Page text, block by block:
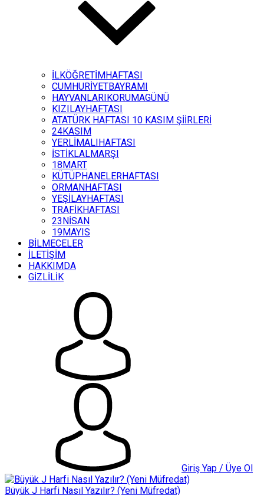
İLKÖĞRETİMHAFTASI
CUMHURİYETBAYRAMI
HAYVANLARIKORUMAGÜNÜ
KIZILAYHAFTASI
ATATÜRK HAFTASI 10 KASIM ŞİİRLERİ
24KASIM
YERLİMALIHAFTASI
İSTİKLALMARŞI
18MART
KÜTÜPHANELERHAFTASI
ORMANHAFTASI
YEŞİLAYHAFTASI
TRAFİKHAFTASI
23NİSAN
19MAYIS
BİLMECELER
İLETİŞİM
HAKKIMDA
GİZLİLİK
Giriş Yap / Üye Ol
Büyük J Harfi Nasıl Yazılır? (Yeni Müfredat)